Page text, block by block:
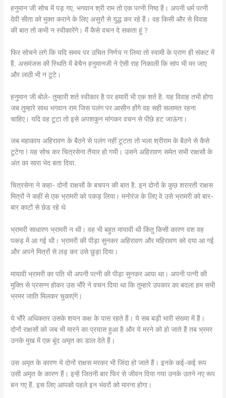
हनुमान जी सोच में पड़ गए. भगवान श्री राम तो एक पत्नी निष्ठ हैं। अपनी धर्म पत्नी
देवी सीता को मुक्त कराने के लिए असुरों से युद्ध कर रहे हैं। वह किसी और से विवाह
की बात तो कभी न स्वीकारेंगे। मैं कैसे वचन दे सकता हूं ?
फिर सोचने लगे कि यदि समय पर उचित निर्णय न लिया तो स्वामी के प्राण ही संकट में
हैं. असमंजस की स्थिति में बेचैन हनुमानजी ने ऐसी राह निकाली कि सांप भी मर जाए
और लाठी भी न टूटे।
हनुमान जी बोले- तुम्हारी शर्त स्वीकार है पर हमारी भी एक शर्त है. यह विवाह तभी होगा
जब तुम्हारे साथ भगवान राम जिस पलंग पर आसीन होंगे वह सही सलामत रहना
चाहिए। यदि वह टूटा तो इसे अपशकुन मांगकर वचन से पीछे हट जाऊंगा।
जब महाकाय अहिरावण के बैठने से पलंग नहीं टूटता तो भला श्रीराम के बैठने से कैसे
टूटेगा ! यह सोच कर चित्रसेना तैयार हो गयी। उसने अहिरावण समेत सभी राक्षसों के
अंत का सारा भेद बता दिया.
चित्रसेना ने कहा- दोनों राक्षसों के बचपन की बात है. इन दोनों के कुछ शरारती राक्षस
मित्रों ने कहीं से एक भ्रामरी को पकड़ लिया। मनोरंज के लिए वे उसे भ्रामरी को बार-
बार काटों से छेड रहे थे
भ्रामरी साधारण भ्रामरी न थी। वह भी बहुत मायावी थी किंतु किसी कारण वश वह
पकड़ में आ गई थी। भ्रामरी की पीड़ा सुनकर अहिरावण और महिरावण को दया आ गई
और अपने मित्रों से लड़ कर उसे छुड़ा दिया।
मायावी भ्रामरी का पति भी अपनी पत्नी की पीड़ा सुनकर आया था। अपनी पत्नी की
मुक्ति से प्रसन्न होकर उस भौंरे ने वचन दिया था कि तुम्हारे उपकार का बदला हम सभी
भ्रमर जाति मिलकर चुकाएंगे।
ये भौंरे अधिकतर उसके शयन कक्ष के पास रहते हैं। ये सब बड़ी भारी संख्या में हैं।
दोनों राक्षसों को जब भी मारने का प्रयास हुआ है और ये मरने को हो जाते हैं तब भ्रमर
उनके मुख में एक बूंद अमृत का डाल देते हैं।
उस अमृत के कारण ये दोनों राक्षस मरकर भी जिंदा हो जाते हैं। इनके कई-कई रूप
उसी अमृत के कारण हैं। इन्हें जितनी बार फिर से जीवन दिया गया उनके उतने नए रूप
बन गए हैं. इस लिए आपको पहले इन भंवरों को मारना होगा।